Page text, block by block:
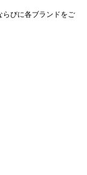
びに各ブランドをご